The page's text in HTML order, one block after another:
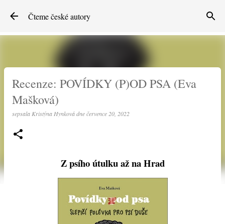
Přeskočit na hlavní obsah
Čteme české autory
Recenze: POVÍDKY (P)OD PSA (Eva
Mašková)
sepsala Kristýna Hynkovádnečervence 20, 2022
Z psího útulku až na Hrad